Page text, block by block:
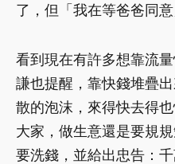
了，但「我在等爸爸同意
看到現在有許多想靠流
謙也提醒，靠快錢堆疊
散的泡沫，來得快去得
大家，做生意還是要規
要洗錢，並給出忠告：